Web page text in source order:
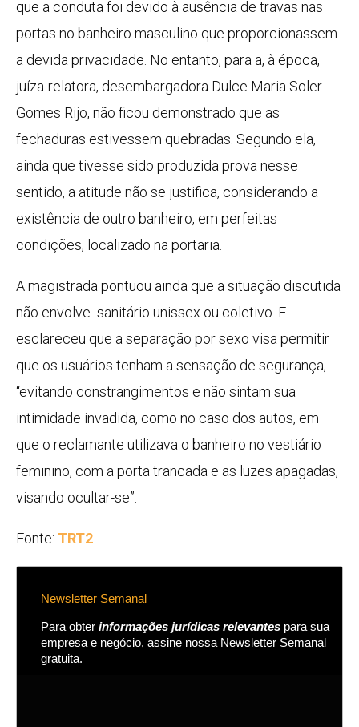
que a conduta foi devido à ausência de travas nas
portas no banheiro masculino que proporcionassem
a devida privacidade. No entanto, para a, à época,
juíza-relatora, desembargadora Dulce Maria Soler
Gomes Rijo, não ficou demonstrado que as
fechaduras estivessem quebradas. Segundo ela,
ainda que tivesse sido produzida prova nesse
sentido, a atitude não se justifica, considerando a
existência de outro banheiro, em perfeitas
condições, localizado na portaria.
A magistrada pontuou ainda que a situação discutida
não envolve sanitário unissex ou coletivo. E
esclareceu que a separação por sexo visa permitir
que os usuários tenham a sensação de segurança,
“evitando constrangimentos e não sintam sua
intimidade invadida, como no caso dos autos, em
que o reclamante utilizava o banheiro no vestiário
feminino, com a porta trancada e as luzes apagadas,
visando ocultar-se”.
Fonte: TRT2
Newsletter Semanal
Para obter informações jurídicas relevantes para sua
empresa e negócio, assine nossa Newsletter Semanal
gratuita.